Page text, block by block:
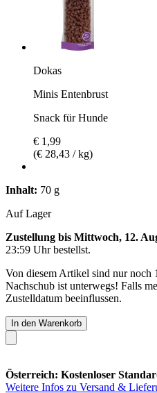
Dokas
Minis Entenbrust
Snack für Hunde
€ 1,99
(€ 28,43 / kg)
Inhalt: 70 g
Auf Lager
Zustellung bis Mittwoch, 12.
23:59 Uhrbestellst.
Von diesem Artikel sind nur noch
Nachschub ist unterwegs! Falls
Zustelldatum beeinflussen.
In den Warenkorb
Österreich: Kostenloser
Weitere Infos zu Versand &